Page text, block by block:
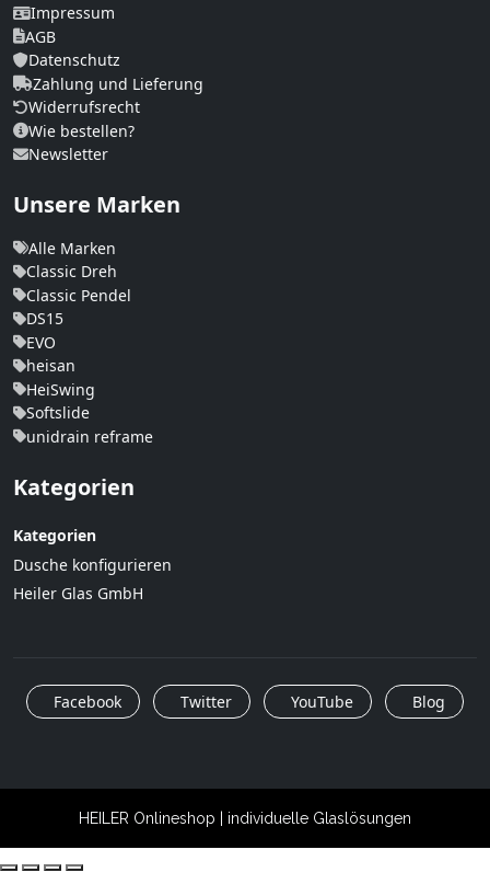
Impressum
AGB
Datenschutz
Zahlung und Lieferung
Widerrufsrecht
Wie bestellen?
Newsletter
Unsere Marken
Alle Marken
Classic Dreh
Classic Pendel
DS15
EVO
heisan
HeiSwing
Softslide
unidrain reframe
Kategorien
Kategorien
Dusche konfigurieren
Heiler Glas GmbH
Facebook Twitter YouTube Blog
HEILER Onlineshop | individuelle Glaslösungen